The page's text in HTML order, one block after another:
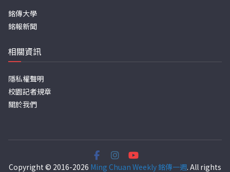
銘傳大學
銘報新聞
相關資訊
隱私權聲明
校園記者規章
關於我們
Copyright © 2016-2026 Ming Chuan Weekly 銘傳一週. All rights